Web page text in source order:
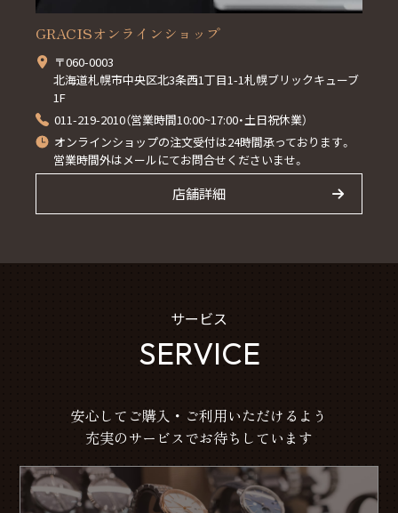
GRACISオンラインショップ
〒060-0003
北海道札幌市中央区北3条西1丁目1-1札幌ブリックキューブ
1F
011-219-2010（営業時間10:00~17:00・土日祝休業）
オンラインショップの注文受付は24時間承っております。
営業時間外はメールにてお問合せくださいませ。
店舗詳細
サービス
SERVICE
安心してご購入・ご利用いただけるよう
充実のサービスでお待ちしています